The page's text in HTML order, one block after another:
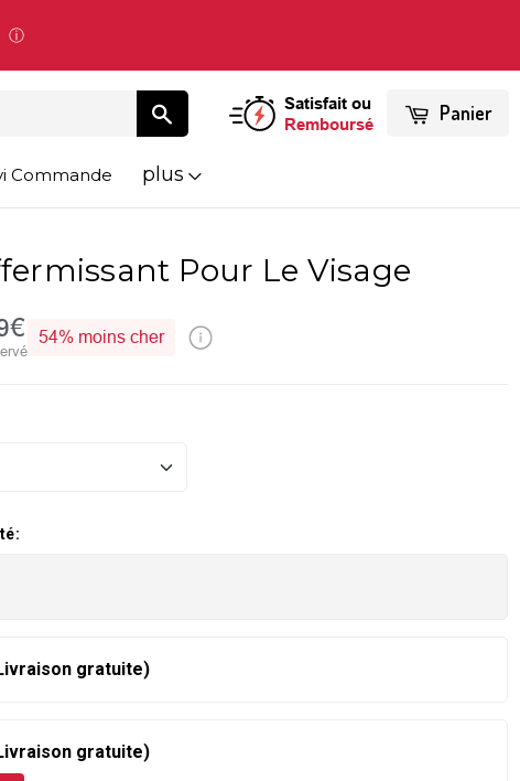
ⓘ
Satisfait ou
Remboursé
Panier
Commande plus
Pour Le Visage
54% moins cher
gratuite)
gratuite)